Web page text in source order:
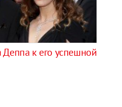
к его успешной